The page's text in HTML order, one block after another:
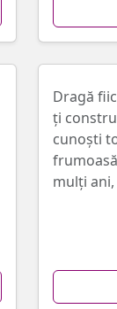
Dragă
ți
cunoști
mulți